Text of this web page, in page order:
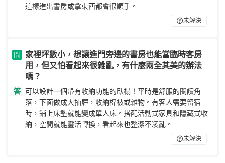
這樣進出書房或拿東西都會很順手。
未解決
問
家裡坪數小，想讓進門旁邊的書房也能當臨時客房
用，但又怕看起來很雜亂，有什麼兩全其美的辦法
嗎？
答 可以設計一個帶有收納功能的臥榻！平時是舒服的閱讀角
落，下面做成大抽屜，收納棉被或雜物。有客人需要留宿
時，鋪上床墊就能變成單人床。搭配活動式家具和隱藏式收
納，空間就能靈活轉換，看起來也整潔不凌亂。
未解決